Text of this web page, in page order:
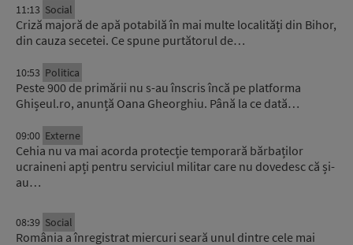
11:13 Social
Criză majoră de apă potabilă în mai multe localități din Bihor,
din cauza secetei. Ce spune purtătorul de…
10:53 Politica
Peste 900 de primării nu s-au înscris încă pe platforma
Ghișeul.ro, anunță Oana Gheorghiu. Până la ce dată…
09:00 Externe
Cehia nu va mai acorda protecție temporară bărbaților
ucraineni apți pentru serviciul militar care nu dovedesc că și-
au…
08:39 Social
România a înregistrat miercuri seară unul dintre cele mai